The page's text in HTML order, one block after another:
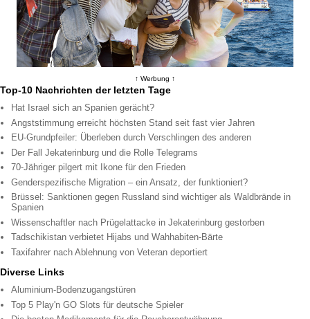
↑ Werbung ↑
Top-10 Nachrichten der letzten Tage
Hat Israel sich an Spanien gerächt?
Angststimmung erreicht höchsten Stand seit fast vier Jahren
EU-Grundpfeiler: Überleben durch Verschlingen des anderen
Der Fall Jekaterinburg und die Rolle Telegrams
70-Jähriger pilgert mit Ikone für den Frieden
Genderspezifische Migration – ein Ansatz, der funktioniert?
Brüssel: Sanktionen gegen Russland sind wichtiger als Waldbrände in
Spanien
Wissenschaftler nach Prügelattacke in Jekaterinburg gestorben
Tadschikistan verbietet Hijabs und Wahhabiten-Bärte
Taxifahrer nach Ablehnung von Veteran deportiert
Diverse Links
Aluminium-Bodenzugangstüren
Top 5 Play'n GO Slots für deutsche Spieler